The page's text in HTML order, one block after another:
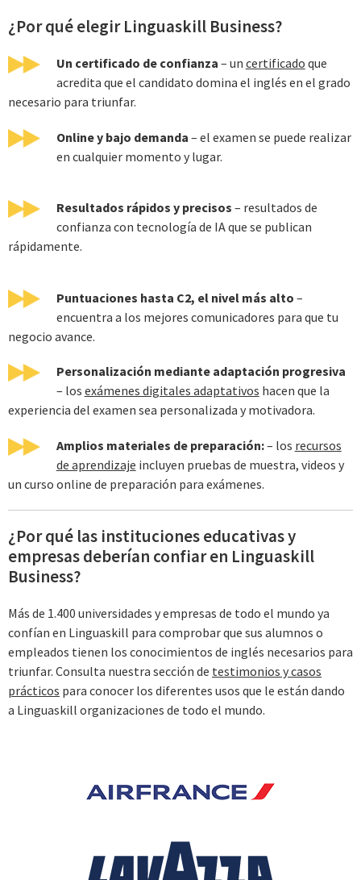
¿Por qué elegir Linguaskill Business?
Un certificado de confianza – un certificado que
acredita que el candidato domina el inglés en el grado
necesario para triunfar.
Online y bajo demanda – el examen se puede realizar
en cualquier momento y lugar.
Resultados rápidos y precisos – resultados de
confianza con tecnología de IA que se publican
rápidamente.
Puntuaciones hasta C2, el nivel más alto –
encuentra a los mejores comunicadores para que tu
negocio avance.
Personalización mediante adaptación progresiva
– los exámenes digitales adaptativos hacen que la
experiencia del examen sea personalizada y motivadora.
Amplios materiales de preparación:– los recursos
de aprendizaje incluyen pruebas de muestra, videos y
un curso online de preparación para exámenes.
¿Por qué las instituciones educativas y
empresas deberían confiar en Linguaskill
Business?
Más de 1.400 universidades y empresas de todo el mundo ya
confían en Linguaskill para comprobar que sus alumnos o
empleados tienen los conocimientos de inglés necesarios para
triunfar. Consulta nuestra sección de testimonios y casos
prácticos para conocer los diferentes usos que le están dando
a Linguaskill organizaciones de todo el mundo.